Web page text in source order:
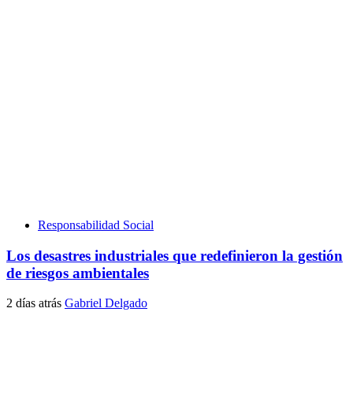
Responsabilidad Social
Los desastres industriales que redefinieron la gestión
de riesgos ambientales
2 días atrás Gabriel Delgado